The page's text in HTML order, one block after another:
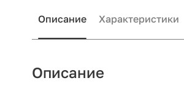
Описание Характеристики
Описание